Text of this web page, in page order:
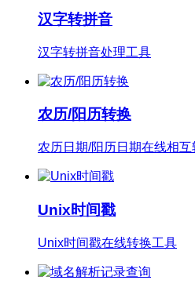
汉字转拼音
汉字转拼音处理工具
农历/阳历转换
农历日期/阳历日期在线相
Unix时间戳
Unix时间戳在线转换工具